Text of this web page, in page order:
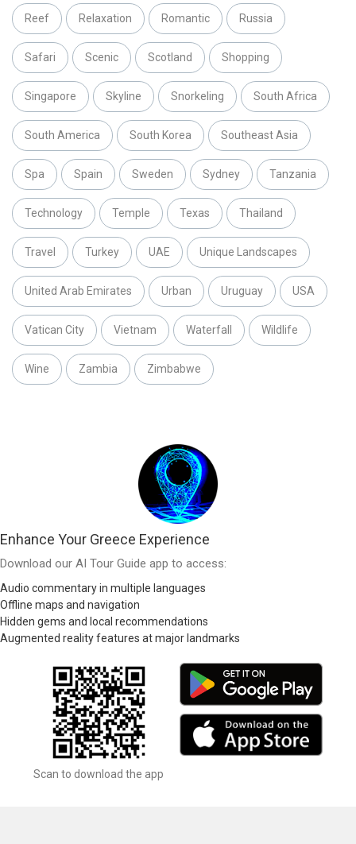
Reef Relaxation Romantic Russia
Safari Scenic Scotland Shopping
Singapore Skyline Snorkeling South Africa
South America South Korea Southeast Asia
Spa Spain Sweden Sydney Tanzania
Technology Temple Texas Thailand
Travel Turkey UAE Unique Landscapes
United Arab Emirates Urban Uruguay USA
Vatican City Vietnam Waterfall Wildlife
Wine Zambia Zimbabwe
Enhance Your Greece Experience
Download our AI Tour Guide app to access:
Audio commentary in multiple languages
Offline maps and navigation
Hidden gems and local recommendations
Augmented reality features at major landmarks
Scan to download the app